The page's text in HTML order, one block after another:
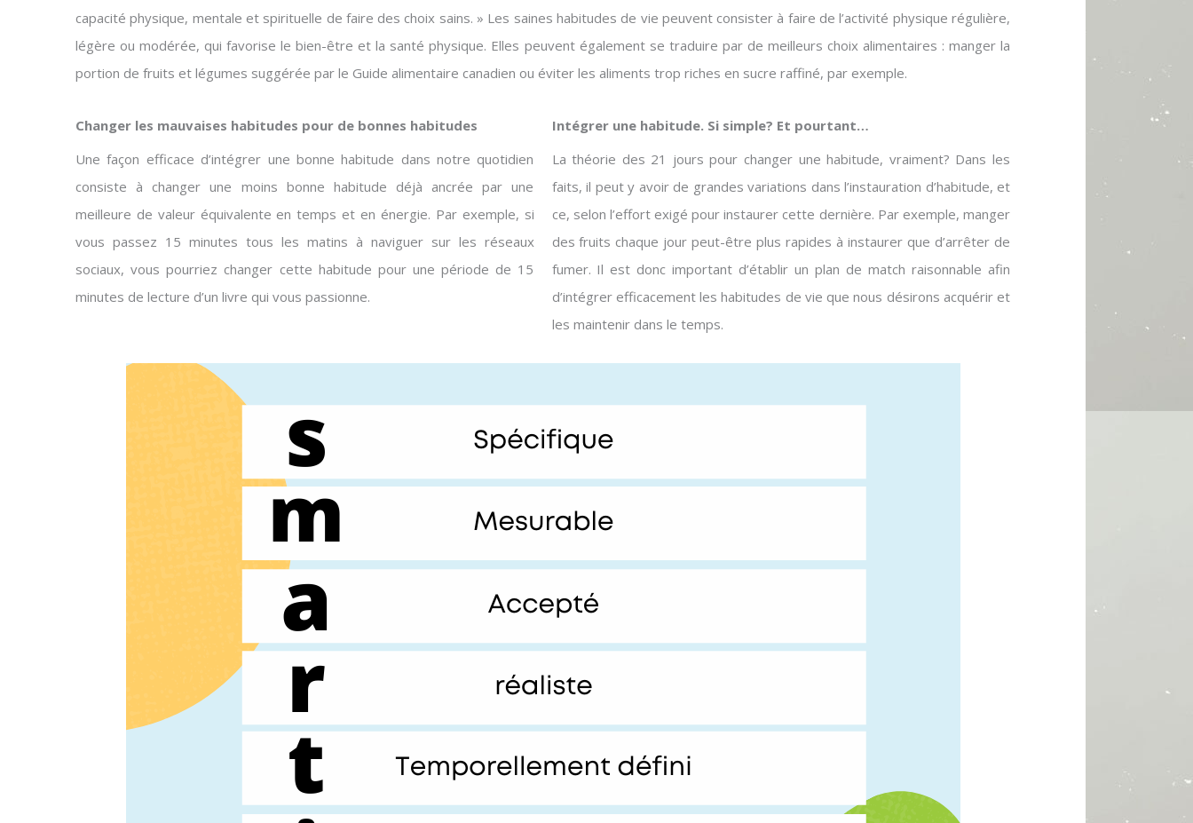
capacité physique, mentale et spirituelle de faire des choix sains. » Les saines habitudes de vie peuvent consister à faire de l’activité physique régulière,
légère ou modérée, qui favorise le bien-être et la santé physique. Elles peuvent également se traduire par de meilleurs choix alimentaires : manger la
portion de fruits et légumes suggérée par le Guide alimentaire canadien ou éviter les aliments trop riches en sucre raffiné, par exemple.
Changer les mauvaises habitudes pour de bonnes habitudes
Une façon efficace d’intégrer une bonne habitude dans notre quotidien
consiste à changer une moins bonne habitude déjà ancrée par une
meilleure de valeur équivalente en temps et en énergie. Par exemple, si
vous passez 15 minutes tous les matins à naviguer sur les réseaux
sociaux, vous pourriez changer cette habitude pour une période de 15
minutes de lecture d’un livre qui vous passionne.
Intégrer une habitude. Si simple? Et pourtant…
La théorie des 21 jours pour changer une habitude, vraiment? Dans les
faits, il peut y avoir de grandes variations dans l’instauration d’habitude, et
ce, selon l’effort exigé pour instaurer cette dernière. Par exemple, manger
des fruits chaque jour peut-être plus rapides à instaurer que d’arrêter de
fumer. Il est donc important d’établir un plan de match raisonnable afin
d’intégrer efficacement les habitudes de vie que nous désirons acquérir et
les maintenir dans le temps.